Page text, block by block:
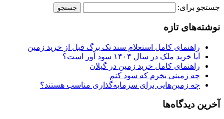
جستجو برای:
نوشته‌های تازه
راهنمای کامل استعلام سند تک برگ قبل از خرید زمین
آیا خرید ملک در سال ۱۴۰۴ سود آور است؟
راهنمای کامل خرید زمین در گیلان
چه زمینی بخرم که سود کنم
چه زمین‌هایی برای سرمایه‌گذاری مناسب هستند؟
آخرین دیدگاه‌ها